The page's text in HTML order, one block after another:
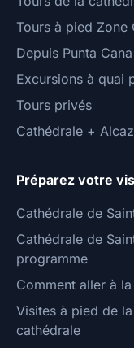
Tours à pied Zone
Depuis Punta Cana
Excursions à quai
Tours privés
Cathédrale +
Préparez votre
Cathédrale de
Cathédrale de
programme
Comment aller à
Visites à pied de
cathédrale